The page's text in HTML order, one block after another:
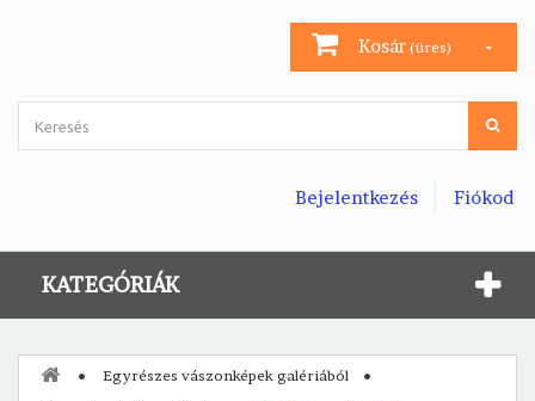
Kosár (üres)
Fiókod
Bejelentkezés
KATEGÓRIÁK
Egyrészes vászonképek galériából